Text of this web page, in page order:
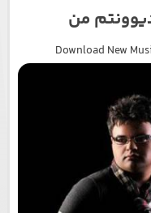
من
Download New